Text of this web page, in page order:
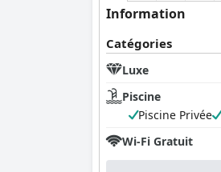
Information
Catégories
Luxe
Piscine
Piscine Privée
Wi-Fi Gratuit